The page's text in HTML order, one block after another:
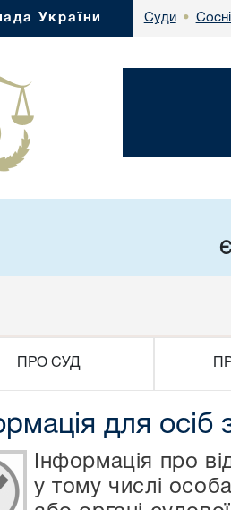
України Суди •
ПРО СУД
для осіб
Інформація про
у тому числі